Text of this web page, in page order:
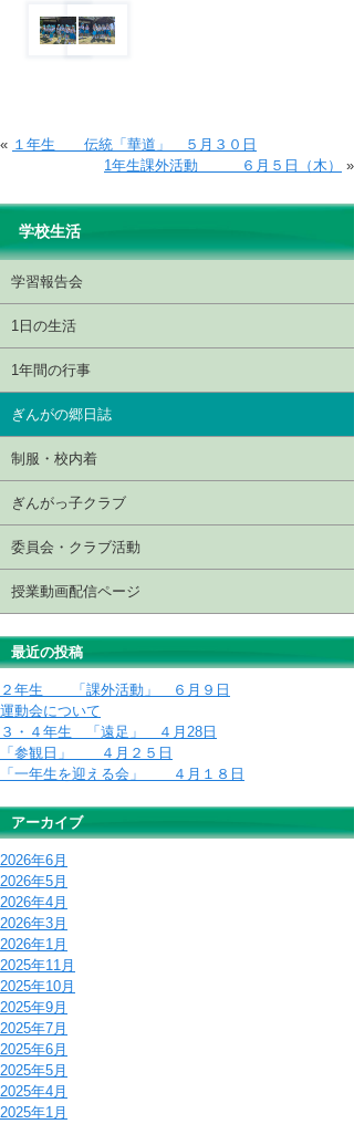
« １年生 伝統「華道」 ５月３０日
1年生課外活動 ６月５日（木）
»
学校生活
学習報告会
1日の生活
1年間の行事
ぎんがの郷日誌
制服・校内着
ぎんがっ子クラブ
委員会・クラブ活動
授業動画配信ページ
最近の投稿
２年生 「課外活動」 ６月９日
運動会について
３・４年生 「遠足」 ４月28日
「参観日」 ４月２５日
「一年生を迎える会」 ４月１８日
アーカイブ
2026年6月
2026年5月
2026年4月
2026年3月
2026年1月
2025年11月
2025年10月
2025年9月
2025年7月
2025年6月
2025年5月
2025年4月
2025年1月